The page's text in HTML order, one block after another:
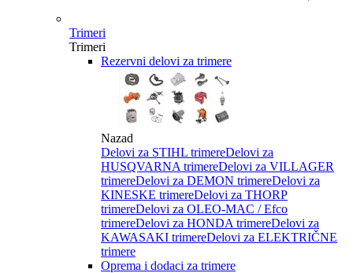
Trimeri
Trimeri
Rezervni delovi za trimere
Nazad
Delovi za STIHL trimereDelovi za
HUSQVARNA trimereDelovi za VILLAGER
trimereDelovi za DEMON trimereDelovi za
KINESKE trimereDelovi za THORP
trimereDelovi za OLEO-MAC / Efco
trimereDelovi za HONDA trimereDelovi za
KAWASAKI trimereDelovi za ELEKTRIČNE
trimere
Oprema i dodaci za trimere